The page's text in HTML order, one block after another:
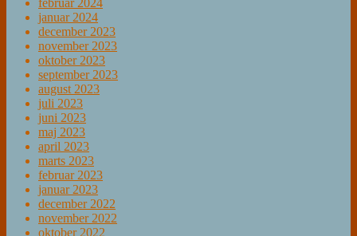
januar 2024
december 2023
november 2023
oktober 2023
september 2023
august 2023
juli 2023
juni 2023
maj 2023
april 2023
marts 2023
februar 2023
januar 2023
december 2022
november 2022
oktober 2022